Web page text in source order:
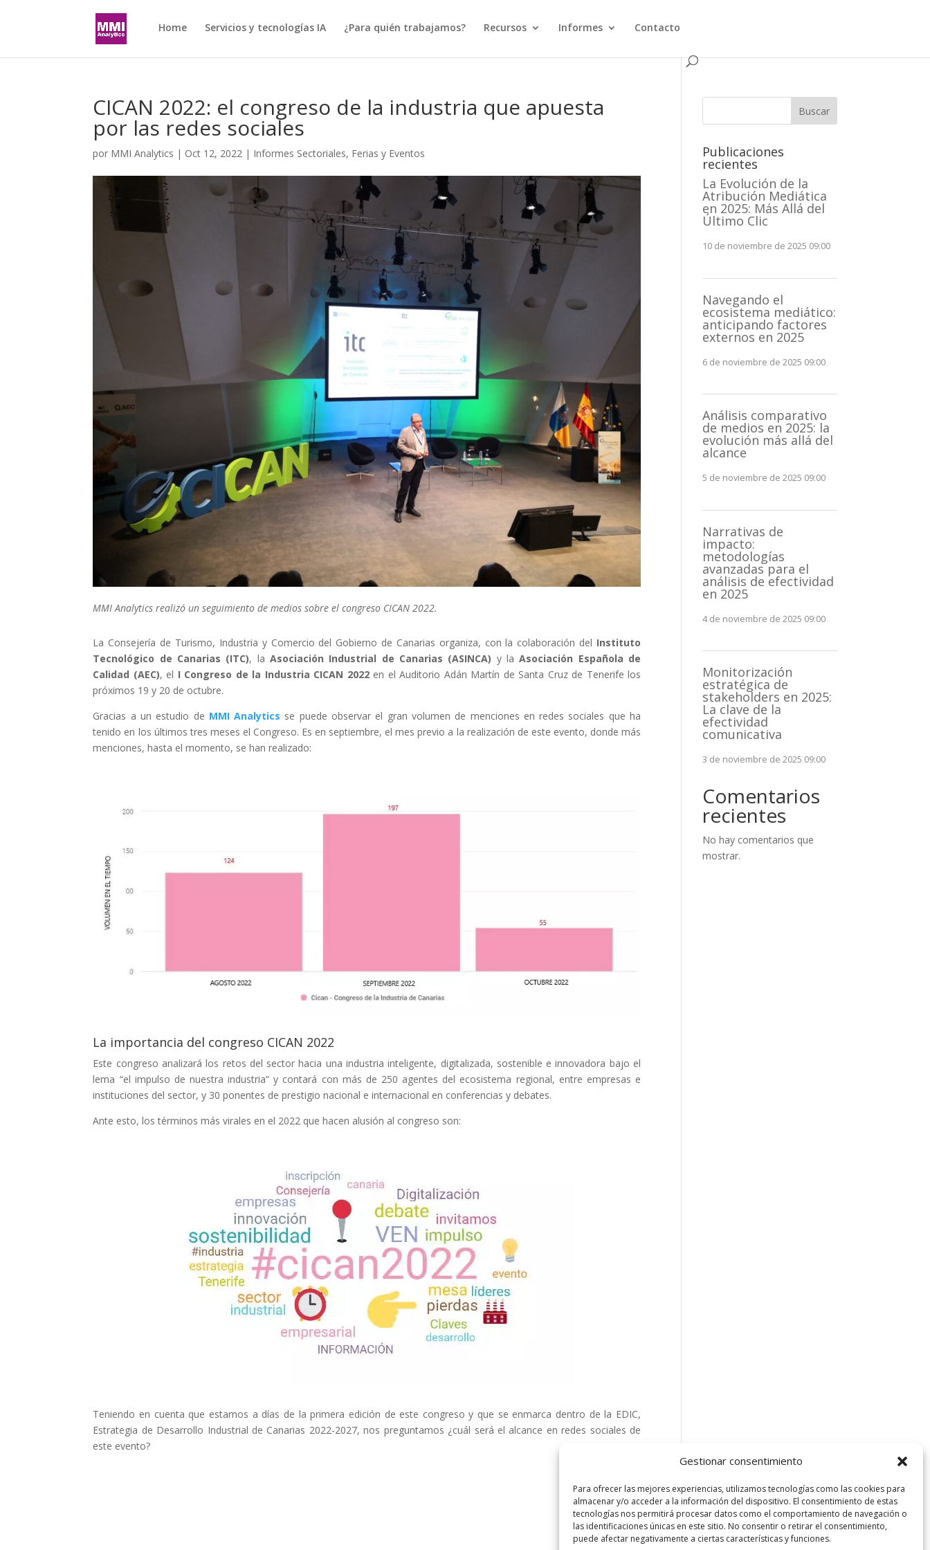
Gestionar consentimiento
Para ofrecer las mejores experiencias, utilizamos tecnologías como las cookies para
almacenar y/o acceder a la información del dispositivo. El consentimiento de estas
tecnologías nos permitirá procesar datos como el comportamiento de navegación o
las identificaciones únicas en este sitio. No consentir o retirar el consentimiento,
puede afectar negativamente a ciertas características y funciones.
Home Servicios y tecnologías IA ¿Para quién trabajamos? Recursos Informes Contacto
CICAN 2022: el congreso de la industria que apuesta
por las redes sociales
por MMI Analytics | Oct 12, 2022 | Informes Sectoriales, Ferias y Eventos
MMI Analytics realizó un seguimiento de medios sobre el congreso CICAN 2022.
La Consejería de Turismo, Industria y Comercio del Gobierno de Canarias organiza, con la colaboración del Instituto
Tecnológico de Canarias (ITC), laAsociación Industrial de Canarias (ASINCA) y laAsociación Española de
Calidad (AEC), el I Congreso de la Industria CICAN 2022en el Auditorio Adán Martín de Santa Cruz de Tenerife los
próximos 19 y 20 de octubre.
Gracias a un estudio de MMI Analytics se puede observar el gran volumen de menciones en redes sociales que ha
tenido en los últimos tres meses el Congreso. Es en septiembre, el mes previo a la realización de este evento, donde más
menciones, hasta el momento, se han realizado:
La importancia del congreso CICAN 2022
Este congreso analizará los retos del sector hacia una industria inteligente, digitalizada, sostenible e innovadora bajo el
lema “el impulso de nuestra industria” y contará con más de 250 agentes del ecosistema regional, entre empresas e
instituciones del sector, y 30 ponentes de prestigio nacional e internacional en conferencias y debates.
Ante esto, los términos más virales en el 2022 que hacen alusión al congreso son:
Teniendo en cuenta que estamos a días de la primera edición de este congreso y que se enmarca dentro de la EDIC,
Estrategia de Desarrollo Industrial de Canarias 2022-2027, nos preguntamos ¿cuál será el alcance en redes sociales de
este evento?
Buscar
Publicaciones
recientes
La Evolución de la
Atribución Mediática
en 2025: Más Allá del
Último Clic
10 de noviembre de 2025 09:00
Navegando el
ecosistema mediático:
anticipando factores
externos en 2025
6 de noviembre de 2025 09:00
Análisis comparativo
de medios en 2025: la
evolución más allá del
alcance
5 de noviembre de 2025 09:00
Narrativas de
impacto:
metodologías
avanzadas para el
análisis de efectividad
en 2025
4 de noviembre de 2025 09:00
Monitorización
estratégica de
stakeholders en 2025:
La clave de la
efectividad
comunicativa
3 de noviembre de 2025 09:00
Comentarios
recientes
No hay comentarios que
mostrar.